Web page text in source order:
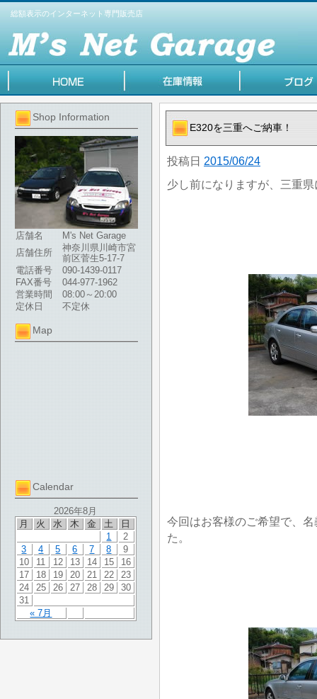
総額表示のインターネット専門販売店
Shop Information
店舗名
M's Net Garage
店舗住所
神奈川県川崎市宮
前区菅生5-17-7
電話番号
090-1439-0117
FAX番号
044-977-1962
営業時間
08:00～20:00
定休日
不定休
Map
Calendar
2026年8月
月
火 水 木 金 土 日
« 7月
1
2
3
4 5 6 7 8
9
10
11 12 13 14 15
16
17
18 19 20 21 22
23
24
25 26 27 28 29
30
31
E320を三重へご納車！
投稿日 2015/06/24
少し前になりますが、三重
今回はお客様のご希望で、
た。